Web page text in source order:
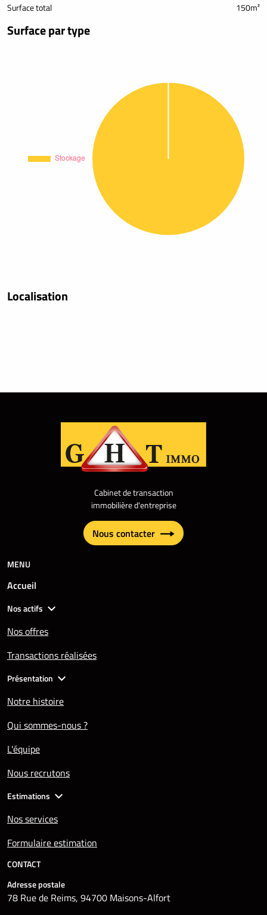
Surface total 150m²
Surface par type
Localisation
Cabinet de transaction
immobilière d'entreprise
Nous contacter
MENU
Accueil
Nos actifs
Nos offres
Transactions réalisées
Présentation
Notre histoire
Qui sommes-nous ?
L'équipe
Nous recrutons
Estimations
Nos services
Formulaire estimation
CONTACT
Adresse postale
78 Rue de Reims, 94700 Maisons-Alfort